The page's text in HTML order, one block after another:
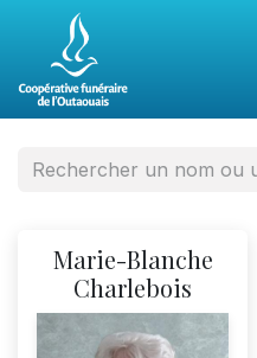
Marie-Blanche
Charlebois